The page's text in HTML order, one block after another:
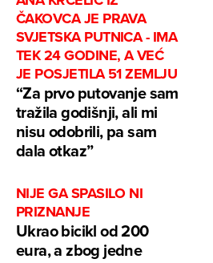
ČAKOVCA JE PRAVA
SVJETSKA PUTNICA - IMA
TEK 24 GODINE, A VEĆ
JE POSJETILA 51 ZEMLJU
“Za prvo putovanje sam
tražila godišnji, ali mi
nisu odobrili, pa sam
dala otkaz”
NIJE GA SPASILO NI
PRIZNANJE
Ukrao bicikl od 200
eura, a zbog jedne